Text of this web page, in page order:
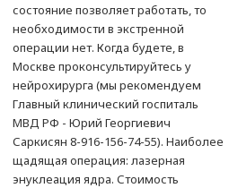
состояние позволяет работать, то
необходимости в экстренной
операции нет. Когда будете, в
Москве проконсультируйтесь у
нейрохирурга (мы рекомендуем
Главный клинический госпиталь
МВД РФ - Юрий Георгиевич
Саркисян 8-916-156-74-55). Наиболее
щадящая операция: лазерная
энуклеация ядра. Стоимость